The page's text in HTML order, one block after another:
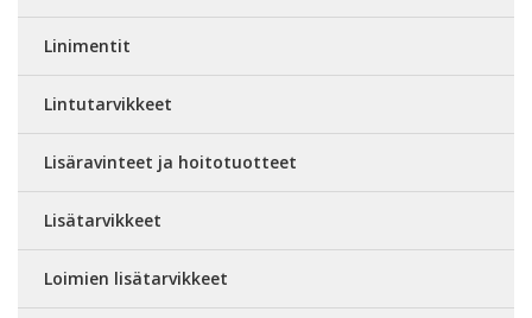
Linimentit
Lintutarvikkeet
Lisäravinteet ja hoitotuotteet
Lisätarvikkeet
Loimien lisätarvikkeet